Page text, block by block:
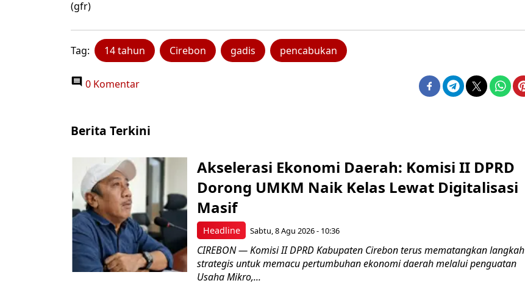
(gfr)
Tag: 14 tahun Cirebon gadis pencabukan
0 Komentar
Berita Terkini
Headline
Akselerasi Ekonomi Daerah: Komisi II DPRD
Dorong UMKM Naik Kelas Lewat Digitalisasi
Masif
Sabtu, 8 Agu 2026 - 10:36
CIREBON — Komisi II DPRD Kabupaten Cirebon terus mematangkan langkah
strategis untuk memacu pertumbuhan ekonomi daerah melalui penguatan
Usaha Mikro,...